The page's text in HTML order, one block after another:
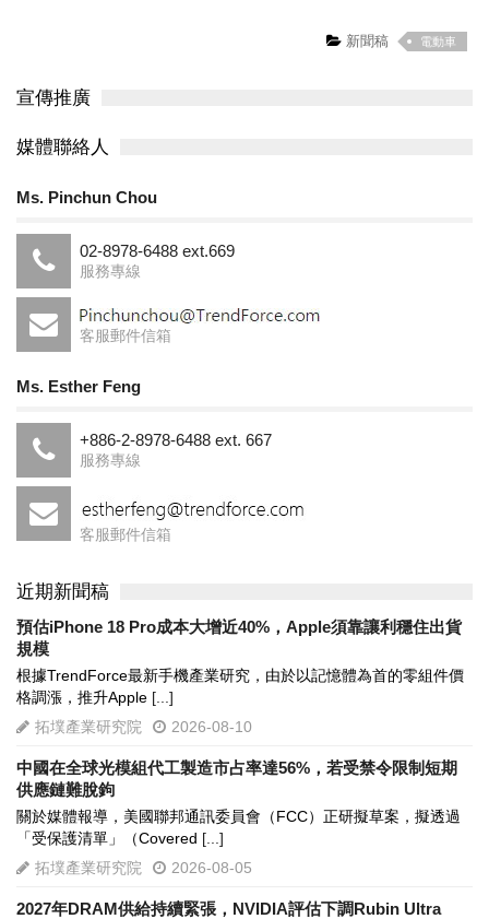
新聞稿 電動車
宣傳推廣
媒體聯絡人
Ms. Pinchun Chou
02-8978-6488 ext.669
服務專線
客服郵件信箱
Ms. Esther Feng
+886-2-8978-6488 ext. 667
服務專線
客服郵件信箱
近期新聞稿
預估iPhone 18 Pro成本大增近40%，Apple須靠讓利穩住出貨
規模
根據TrendForce最新手機產業研究，由於以記憶體為首的零組件價
格調漲，推升Apple [...]
拓墣產業研究院
2026-08-10
中國在全球光模組代工製造市占率達56%，若受禁令限制短期
供應鏈難脫鉤
關於媒體報導，美國聯邦通訊委員會（FCC）正研擬草案，擬透過
「受保護清單」（Covered [...]
拓墣產業研究院
2026-08-05
2027年DRAM供給持續緊張，NVIDIA評估下調Rubin Ultra